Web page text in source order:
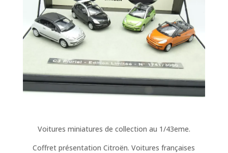
Voitures miniatures de collection au 1/43eme.
Coffret présentation Citroën. Voitures françaises